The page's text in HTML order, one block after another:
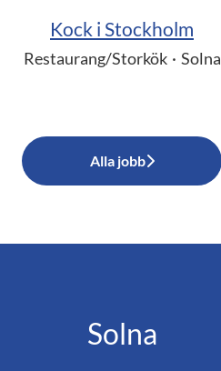
Kock i Stockholm
Restaurang/Storkök · Solna
Alla jobb
Solna